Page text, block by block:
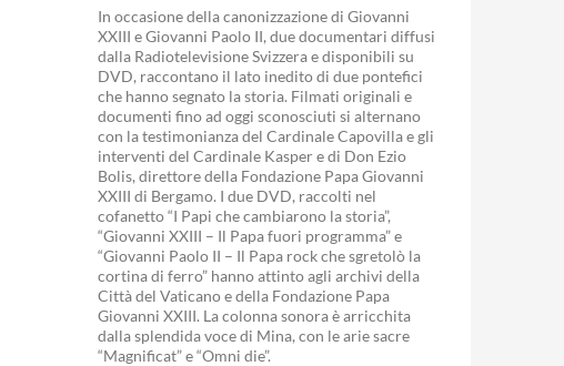
In occasione della canonizzazione di Giovanni
XXIII e Giovanni Paolo II, due documentari diffusi
dalla Radiotelevisione Svizzera e disponibili su
DVD, raccontano il lato inedito di due pontefici
che hanno segnato la storia. Filmati originali e
documenti fino ad oggi sconosciuti si alternano
con la testimonianza del Cardinale Capovilla e gli
interventi del Cardinale Kasper e di Don Ezio
Bolis, direttore della Fondazione Papa Giovanni
XXIII di Bergamo. I due DVD, raccolti nel
cofanetto “I Papi che cambiarono la storia”,
“Giovanni XXIII – Il Papa fuori programma” e
“Giovanni Paolo II – Il Papa rock che sgretolò la
cortina di ferro” hanno attinto agli archivi della
Città del Vaticano e della Fondazione Papa
Giovanni XXIII. La colonna sonora è arricchita
dalla splendida voce di Mina, con le arie sacre
“Magnificat” e “Omni die”.